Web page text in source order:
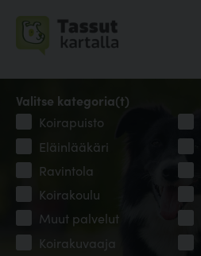
Valitse kategoria(t)
Koirapuisto
Eläinlääkäri
Ravintola
Koirakoulu
Muut palvelut
Koirakuvaaja